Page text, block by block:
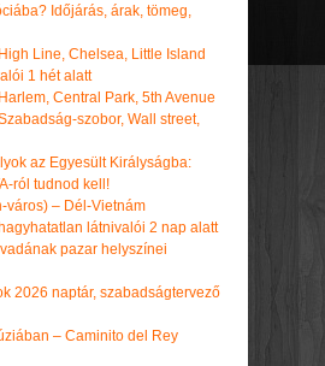
Időjárás, árak, tömeg,
Line, Chelsea, Little Island
1 hét alatt
Central Park, 5th Avenue
szobor, Wall street,
az Egyesült Királyságba:
ról tudnod kell!
város) – Dél-Vietnám
látnivalói 2 nap alatt
pazar helyszínei
2026 naptár, szabadságtervező
– Caminito del Rey